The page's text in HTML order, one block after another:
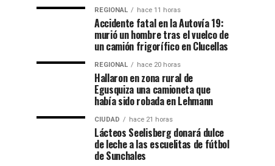
REGIONAL hace 11 horas
Accidente fatal en la Autovía 19:
murió un hombre tras el vuelco de
un camión frigorífico en Clucellas
REGIONAL hace 20 horas
Hallaron en zona rural de
Egusquiza una camioneta que
había sido robada en Lehmann
CIUDAD hace 21 horas
Lácteos Seelisberg donará dulce
de leche a las escuelitas de fútbol
de Sunchales